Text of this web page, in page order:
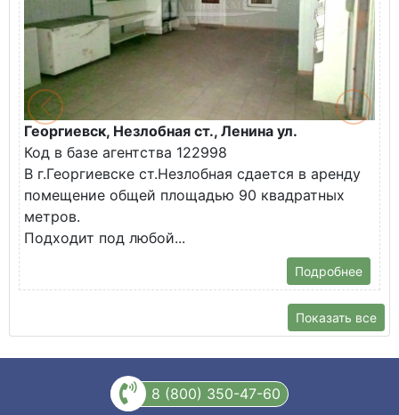
Георгиевск, Незлобная ст., Ленина ул.
Код в базе агентства 122998
В г.Георгиевске ст.Незлобная сдается в аренду
помещение общей площадью 90 квадратных
метров.
Подходит под любой...
Подробнее
Показать все
8 (800) 350-47-60